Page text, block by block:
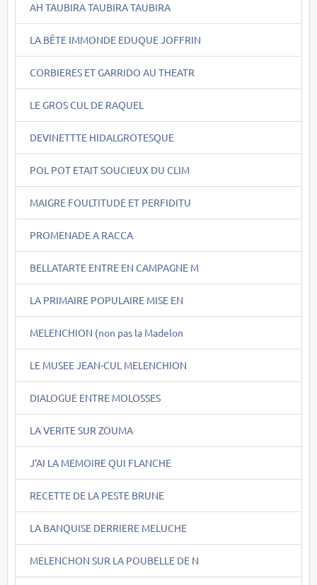
AH TAUBIRA TAUBIRA TAUBIRA
LA BÊTE IMMONDE EDUQUE JOFFRIN
CORBIERES ET GARRIDO AU THEATR
LE GROS CUL DE RAQUEL
DEVINETTTE HIDALGROTESQUE
POL POT ETAIT SOUCIEUX DU CLIM
MAIGRE FOULTITUDE ET PERFIDITU
PROMENADE A RACCA
BELLATARTE ENTRE EN CAMPAGNE M
LA PRIMAIRE POPULAIRE MISE EN
MELENCHION (non pas la Madelon
LE MUSEE JEAN-CUL MELENCHION
DIALOGUE ENTRE MOLOSSES
LA VERITE SUR ZOUMA
J'AI LA MEMOIRE QUI FLANCHE
RECETTE DE LA PESTE BRUNE
LA BANQUISE DERRIERE MELUCHE
MELENCHON SUR LA POUBELLE DE N